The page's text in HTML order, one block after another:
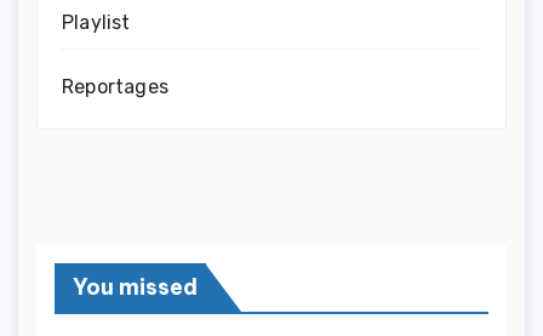
Playlist
Reportages
You missed